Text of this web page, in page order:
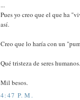
...
Pues yo creo que el que ha
así.
Creo que lo haría con un
Qué tristeza de seres
Mil besos.
4:47 P. M.